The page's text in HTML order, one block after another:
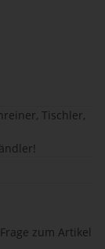
Tischler,
Frage zum Artikel